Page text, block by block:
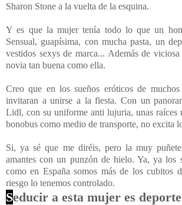
Sharon Stone a la vuelta de la esquina.
Y es que la mujer tenía todo lo que un
Sensual, guapísima, con mucha pasta, un
vestidos sexys de marca... Además de
novia tan buena como ella.
Creo que en los sueños eróticos de
invitaran a unirse a la fiesta. Con un
Lidl, con su uniforme anti lujuria, unas raíces
bonobus como medio de transporte, no excita
Si, ya sé que me diréis, pero la muy
amantes con un punzón de hielo. Ya, ya los
como en España somos más de los cubitos
riesgo lo tenemos controlado.
Seducir a esta mujer es